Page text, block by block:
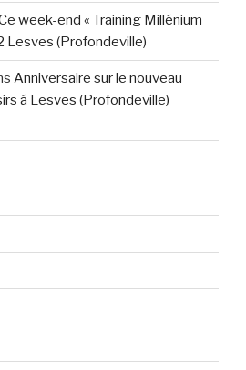
week-end « Training Millénium
Lesves (Profondeville)
Anniversaire sur le nouveau
á Lesves (Profondeville)